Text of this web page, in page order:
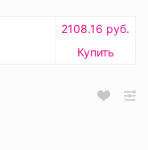
2108.16 руб.
Купить